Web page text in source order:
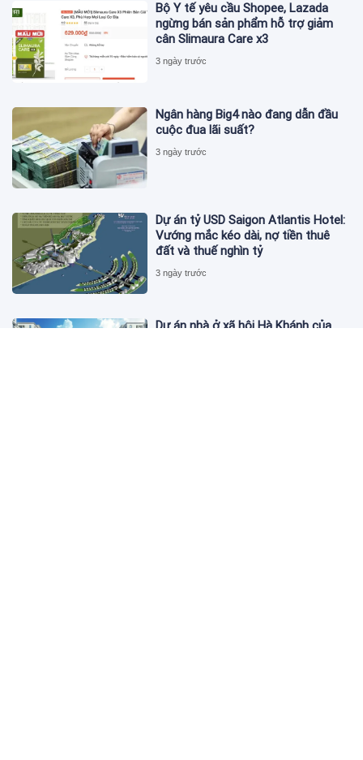
Bộ Y tế yêu cầu Shopee, Lazada
ngừng bán sản phẩm hỗ trợ giảm
cân Slimaura Care x3
3 ngày trước
Ngân hàng Big4 nào đang dẫn đầu
cuộc đua lãi suất?
3 ngày trước
Dự án tỷ USD Saigon Atlantis Hotel:
Vướng mắc kéo dài, nợ tiền thuê
đất và thuế nghìn tỷ
3 ngày trước
Dự án nhà ở xã hội Hà Khánh của